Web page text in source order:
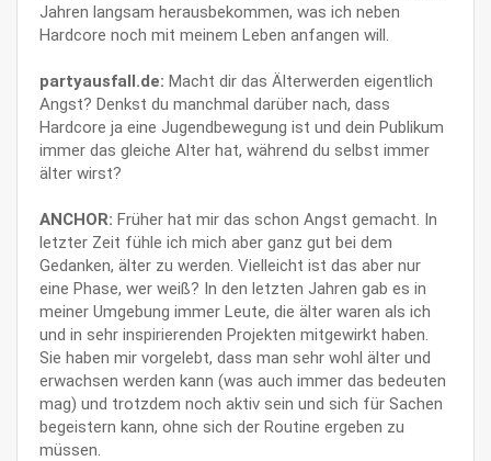
Jahren langsam herausbekommen, was ich neben
Hardcore noch mit meinem Leben anfangen will.
partyausfall.de: Macht dir das Älterwerden eigentlich
Angst? Denkst du manchmal darüber nach, dass
Hardcore ja eine Jugendbewegung ist und dein Publikum
immer das gleiche Alter hat, während du selbst immer
älter wirst?
ANCHOR: Früher hat mir das schon Angst gemacht. In
letzter Zeit fühle ich mich aber ganz gut bei dem
Gedanken, älter zu werden. Vielleicht ist das aber nur
eine Phase, wer weiß? In den letzten Jahren gab es in
meiner Umgebung immer Leute, die älter waren als ich
und in sehr inspirierenden Projekten mitgewirkt haben.
Sie haben mir vorgelebt, dass man sehr wohl älter und
erwachsen werden kann (was auch immer das bedeuten
mag) und trotzdem noch aktiv sein und sich für Sachen
begeistern kann, ohne sich der Routine ergeben zu
müssen.